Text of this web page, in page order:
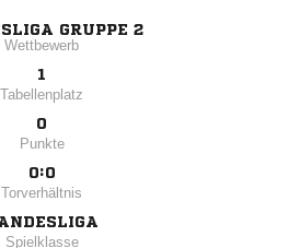
GRUPPE 2
Wettbewerb
1
Tabellenplatz
0
Punkte
0:0
Torverhältnis
Spielklasse